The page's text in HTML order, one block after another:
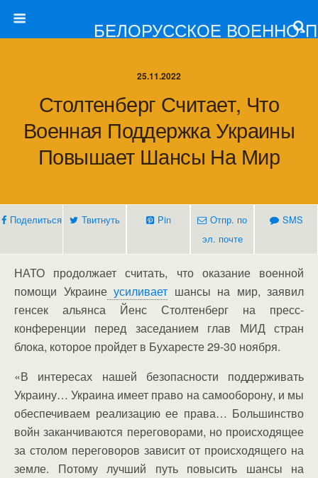
БЕЛОРУССКОЕ ВОЕННО-
25.11.2022
Столтенберг Считает, Что
Военная Поддержка Украины
Повышает Шансы На Мир
Поделиться Твитнуть Pin
Отпр. по
эл. почте
SMS
НАТО продолжает считать, что оказание военной
помощи Украинеусиливает шансы на мир, заявил
генсек альянса Йенс Столтенберг на пресс-
конференции перед заседанием глав МИД стран
блока, которое пройдет в Бухаресте 29-30 ноября.
«В интересах нашей безопасности поддерживать
Украину… Украина имеет право на самооборону, и мы
обеспечиваем реализацию ее права… Большинство
войн заканчиваются переговорами, но происходящее
за столом переговоров зависит от происходящего на
земле. Потому лучший путь повысить шансы на